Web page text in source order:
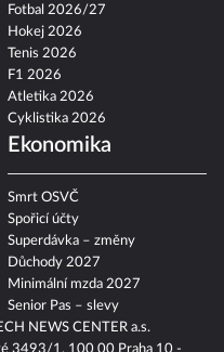
NEWS CENTER a.s.
Fotbal 2026/27
Hokej 2026
Tenis 2026
F1 2026
Atletika 2026
Cyklistika 2026
Ekonomika
Smrt OSVČ
Spořicí účty
Superdávka – změny
Důchody 2027
Minimální mzda 2027
Senior Pas – slevy